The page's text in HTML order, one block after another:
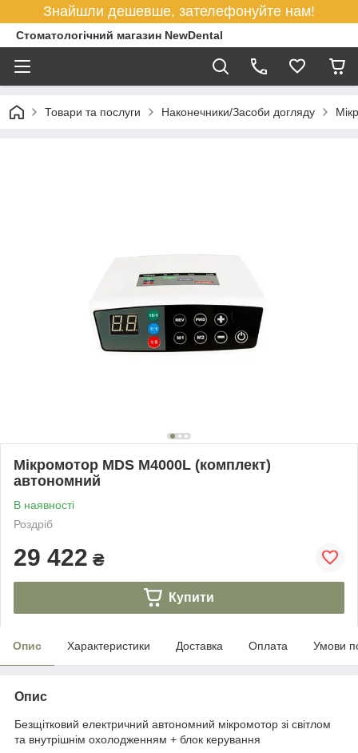
Знайшли дешевше, зателефонуйте нам!
Стоматологічний магазин NewDental
Товари та послуги Наконечники/Засоби догляду
Мікромотор MDS M4000L (комплект)
автономний
В наявності
Роздріб
29 422 ₴
Купити
Опис Характеристики Доставка Оплата Умови
Опис
Безщітковий електричний автономний мікромотор зі світлом
та внутрішнім охолодженням + блок керування